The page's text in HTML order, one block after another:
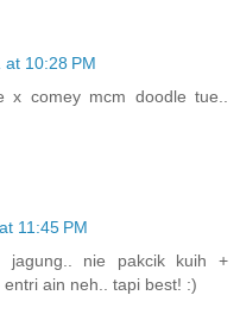
at 10:28 PM
comey mcm doodle tue..
11:45 PM
jagung.. nie pakcik kuih +
ain neh.. tapi best! :)